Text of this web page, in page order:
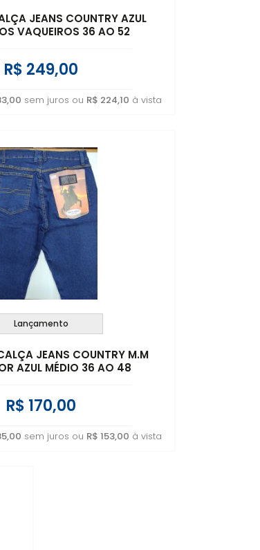
JEANS COUNTRY AZUL
VAQUEIROS 36 AO 52
R$ 249,00
sem juros ou R$ 224,10 à vista
Lançamento
JEANS COUNTRY M.M
AZUL MÉDIO 36 AO 48
R$ 170,00
sem juros ou R$ 153,00 à vista